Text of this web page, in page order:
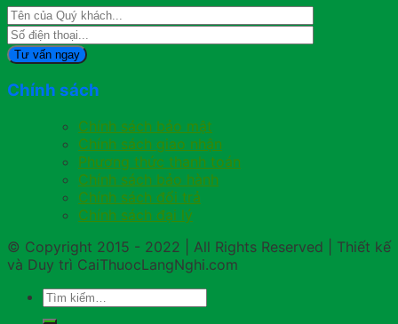
Chính sách
Chính sách bảo mật
Chính sách giao nhận
Phương thức thanh toán
Chính sách bảo hành
Chính sách đổi trả
Chính sách đại lý
© Copyright 2015 - 2022 | All Rights Reserved | Thiết kế
và Duy trì CaiThuocLangNghi.com